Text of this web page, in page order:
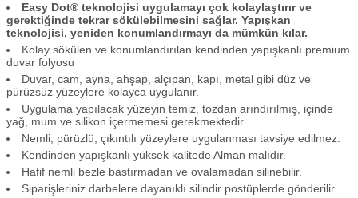
Easy Dot® teknolojisi uygulamayı çok kolaylaştırır ve
gerektiğinde tekrar sökülebilmesini sağlar. Yapışkan
teknolojisi, yeniden konumlandırmayı da mümkün kılar.
Kolay sökülen ve konumlandırılan kendinden yapışkanlı premium
duvar folyosu
Duvar, cam, ayna, ahşap, alçıpan, kapı, metal gibi düz ve
pürüzsüz yüzeylere kolayca uygulanır.
Uygulama yapılacak yüzeyin temiz, tozdan arındırılmış, içinde
yağ, mum ve silikon içermemesi gerekmektedir.
Nemli, pürüzlü, çıkıntılı yüzeylere uygulanması tavsiye edilmez.
Kendinden yapışkanlı yüksek kalitede Alman malıdır.
Hafif nemli bezle bastırmadan ve ovalamadan silinebilir.
Siparişleriniz darbelere dayanıklı silindir postüplerde gönderilir.